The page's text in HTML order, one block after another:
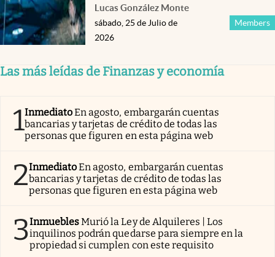
Lucas González Monte
Members
sábado, 25 de Julio de
2026
Las más leídas de Finanzas y economía
1InmediatoEn agosto, embargarán cuentas
bancarias y tarjetas de crédito de todas las
personas que figuren en esta página web
2InmediatoEn agosto, embargarán cuentas
bancarias y tarjetas de crédito de todas las
personas que figuren en esta página web
3InmueblesMurió la Ley de Alquileres | Los
inquilinos podrán quedarse para siempre en la
propiedad si cumplen con este requisito